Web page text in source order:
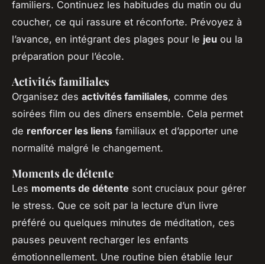
familiers. Continuez les habitudes du matin ou du
coucher, ce qui rassure et réconforte. Prévoyez à
l’avance, en intégrant des plages pour le jeu ou la
préparation pour l’école.
Activités familiales
Organisez des activités familiales, comme des
soirées film ou des dîners ensemble. Cela permet
de renforcer les liens familiaux et d’apporter une
normalité malgré le changement.
Moments de détente
Les moments de détente sont cruciaux pour gérer
le stress. Que ce soit par la lecture d’un livre
préféré ou quelques minutes de méditation, ces
pauses peuvent recharger les enfants
émotionnellement. Une routine bien établie leur